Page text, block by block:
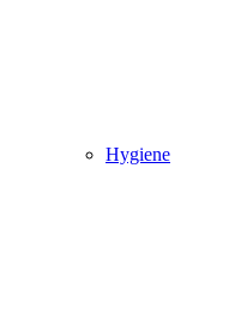
Hygiene